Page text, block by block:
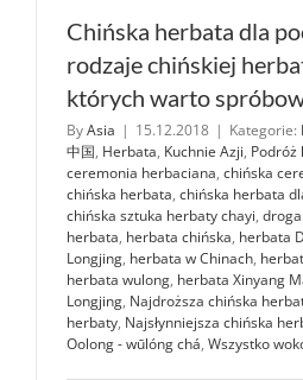
Chińska herbata dla
rodzaje chińskiej
których warto
ByAsia | 15.12.2018 | Kategorie:
中国, Herbata, Kuchnie Azji, Podróż
ceremonia herbaciana, chińska
chińska herbata, chińska herbata
chińska sztuka herbaty chayi,
herbata, herbata chińska, herbata
Longjing, herbata w Chinach,
herbata wulong, herbata Xinyang
Longjing, Najdroższa chińska
herbaty, Najsłynniejsza chińska
Oolong - wūlóng chá, Wszystko